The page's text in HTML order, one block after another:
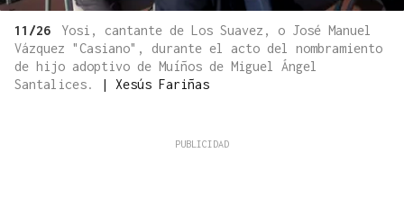
11/26
Yosi, cantante de Los Suavez, o José Manuel
Vázquez "Casiano", durante el acto del nombramiento
de hijo adoptivo de Muíños de Miguel Ángel
Santalices.
| Xesús Fariñas